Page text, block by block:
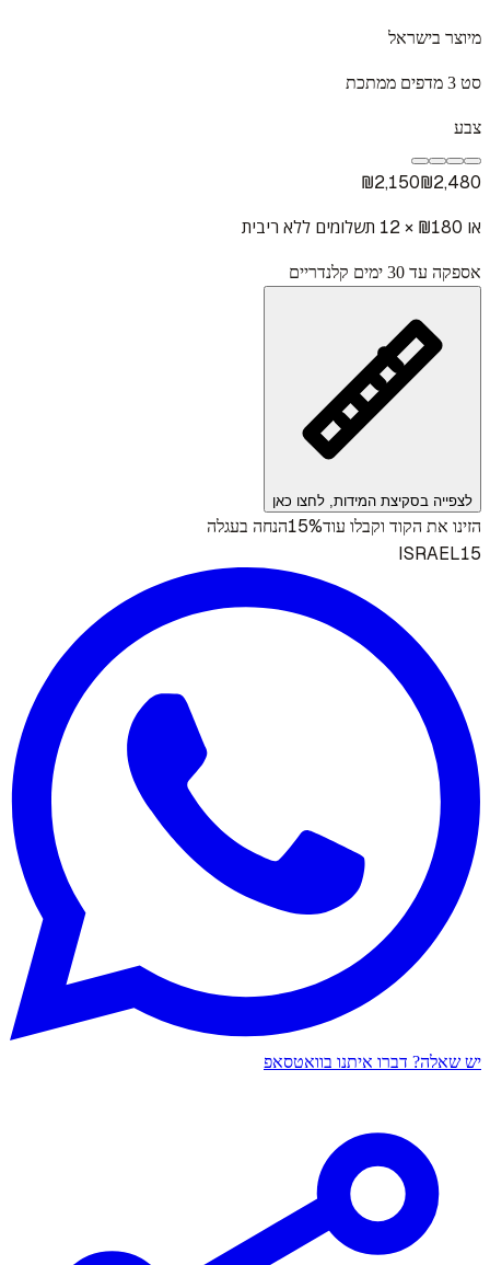
מיוצר בישראל
סט 3 מדפים ממתכת
צבע
₪2,150₪2,480
או ₪ 180 × 12 תשלומים ללא ריבית
אספקה עד 30 ימים קלנדריים
לצפייה בסקיצת המידות, לחצו כאן
הזינו את הקוד וקבלו עוד15%הנחה בעגלה
ISRAEL15
יש שאלה? דברו איתנו בוואטסאפ